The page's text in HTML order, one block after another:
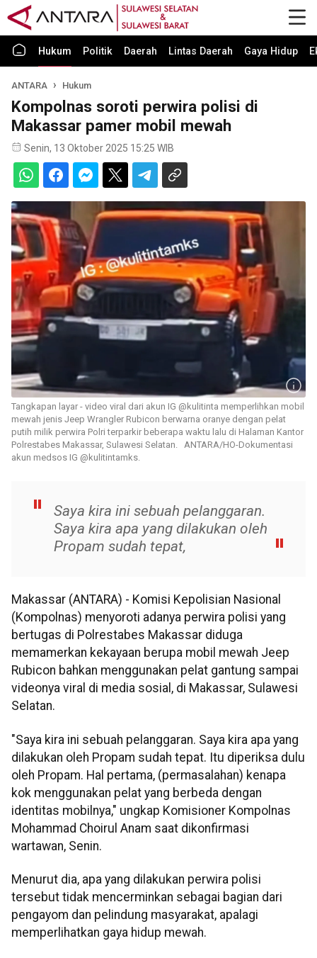
Hukum Politik Daerah Lintas Daerah Gaya Hidup
ANTARA Hukum
Kompolnas soroti perwira polisi di
Makassar pamer mobil mewah
Senin, 13 Oktober 2025 15:25 WIB
Tangkapan layar - video viral dari akun IG @kulitinta memperlihkan mobil
mewah jenis Jeep Wrangler Rubicon berwarna oranye dengan pelat
putih milik perwira Polri terparkir beberapa waktu lalu di Halaman Kantor
Polrestabes Makassar, Sulawesi Selatan. ANTARA/HO-Dokumentasi
akun medsos IG @kulitintamks.
Saya kira ini sebuah pelanggaran.
Saya kira apa yang dilakukan oleh
Propam sudah tepat,
Makassar (ANTARA) - Komisi Kepolisian Nasional
(Kompolnas) menyoroti adanya perwira polisi yang
bertugas di Polrestabes Makassar diduga
memamerkan kekayaan berupa mobil mewah Jeep
Rubicon bahkan menggunakan pelat gantung sampai
videonya viral di media sosial, di Makassar, Sulawesi
Selatan.
"Saya kira ini sebuah pelanggaran. Saya kira apa yang
dilakukan oleh Propam sudah tepat. Itu diperiksa dulu
oleh Propam. Hal pertama, (permasalahan) kenapa
kok menggunakan pelat yang berbeda dengan
identitas mobilnya," ungkap Komisioner Kompolnas
Mohammad Choirul Anam saat dikonfirmasi
wartawan, Senin.
Menurut dia, apa yang dilakukan perwira polisi
tersebut tidak mencerminkan sebagai bagian dari
pengayom dan pelindung masyarakat, apalagi
memperlihatkan gaya hidup mewah.